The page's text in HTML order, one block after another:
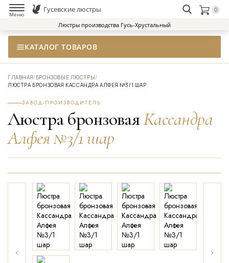
Меню
Гусевские люстры
0
Люстры производства Гусь-Хрустальный
КАТАЛОГ ТОВАРОВ
НАЙТИ
ГЛАВНАЯ/ БРОНЗОВЫЕ ЛЮСТРЫ/
ЛЮСТРА БРОНЗОВАЯ КАССАНДРА АЛФЕЯ №3/1 ШАР
ЗАВОД-ПРОИЗВОДИТЕЛЬ
Люстра бронзоваяКассандра
Алфея №3/1 шар
01 02 03 04